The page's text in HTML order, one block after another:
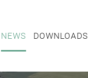
NEWS DOWNLOADS